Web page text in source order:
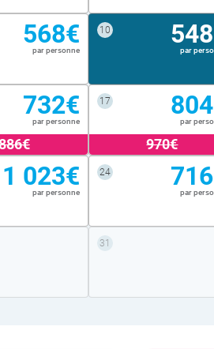
568€
par personne
10
par
732€
par personne
17
par
970€
1 023€
par personne
24
par
31